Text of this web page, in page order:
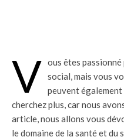
V ous êtes
social, mais vous
peuvent également
cherchez plus, car nous
article, nous allons vous
le domaine de la santé et du